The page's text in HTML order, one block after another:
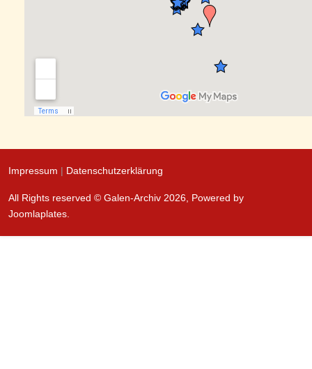
Impressum | Datenschutzerklärung
All Rights reserved © Galen-Archiv 2026, Powered by
Joomlaplates